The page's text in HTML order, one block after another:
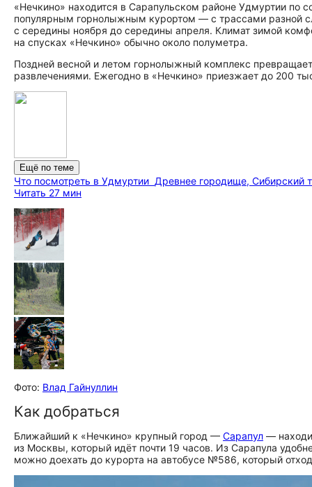
«Нечкино» находится в Сарапульском районе Удмуртии по
популярным горнолыжным курортом — с трассами разной
с середины ноября до середины апреля. Климат зимой
на спусках «Нечкино» обычно около полуметра.
Поздней весной и летом горнолыжный комплекс
развлечениями. Ежегодно в «Нечкино» приезжает до 200
Ещё по теме
Что посмотреть в Удмуртии Древнее городище, Сибирский
Читать 27 мин
Фото: Влад Гайнуллин
Как добраться
Ближайший к «Нечкино» крупный город — Сарапул —
из Москвы, который идёт почти 19 часов. Из Сарапула
можно доехать до курорта на автобусе №586, который